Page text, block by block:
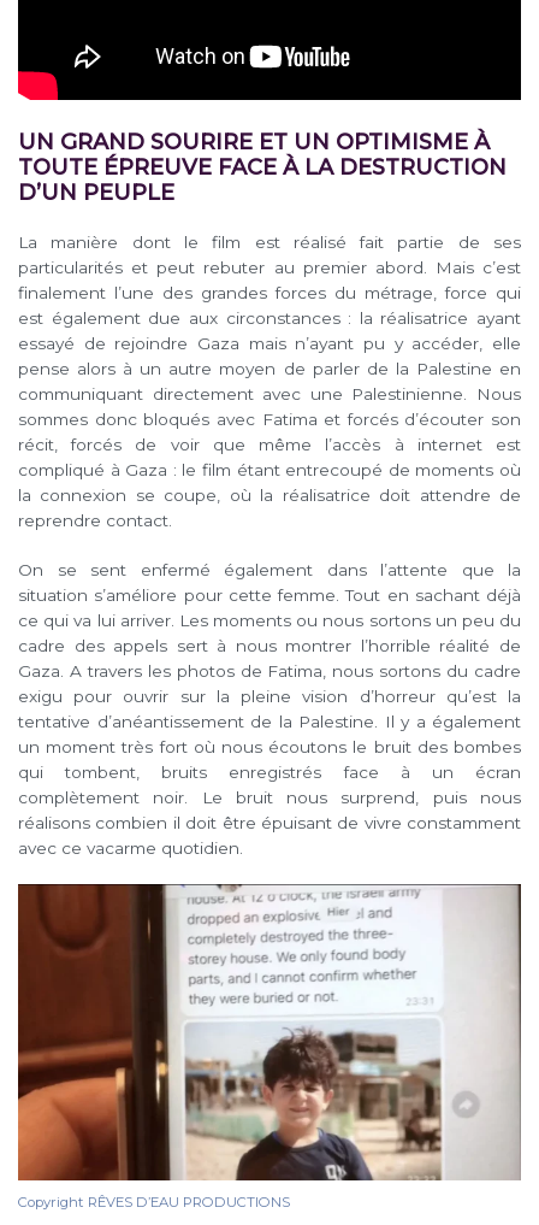
UN GRAND SOURIRE ET UN OPTIMISME À
TOUTE ÉPREUVE FACE À LA DESTRUCTION
D’UN PEUPLE
La manière dont le film est réalisé fait partie de ses
particularités et peut rebuter au premier abord. Mais c’est
finalement l’une des grandes forces du métrage, force qui
est également due aux circonstances : la réalisatrice ayant
essayé de rejoindre Gaza mais n’ayant pu y accéder, elle
pense alors à un autre moyen de parler de la Palestine en
communiquant directement avec une Palestinienne. Nous
sommes donc bloqués avec Fatima et forcés d’écouter son
récit, forcés de voir que même l’accès à internet est
compliqué à Gaza : le film étant entrecoupé de moments où
la connexion se coupe, où la réalisatrice doit attendre de
reprendre contact.
On se sent enfermé également dans l’attente que la
situation s’améliore pour cette femme. Tout en sachant déjà
ce qui va lui arriver. Les moments ou nous sortons un peu du
cadre des appels sert à nous montrer l’horrible réalité de
Gaza. A travers les photos de Fatima, nous sortons du cadre
exigu pour ouvrir sur la pleine vision d’horreur qu’est la
tentative d’anéantissement de la Palestine. Il y a également
un moment très fort où nous écoutons le bruit des bombes
qui tombent, bruits enregistrés face à un écran
complètement noir. Le bruit nous surprend, puis nous
réalisons combien il doit être épuisant de vivre constamment
avec ce vacarme quotidien.
Copyright RÊVES D’EAU PRODUCTIONS